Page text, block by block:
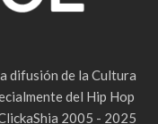
difusión de la Cultura
del Hip Hop
2005 - 2025